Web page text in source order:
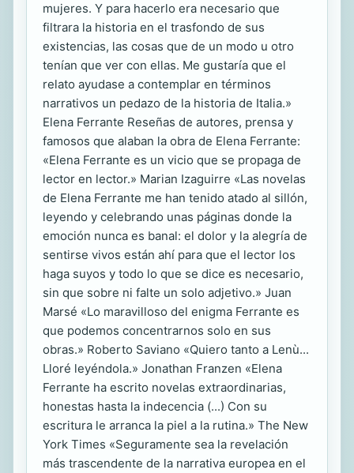
mujeres. Y para hacerlo era necesario que
filtrara la historia en el trasfondo de sus
existencias, las cosas que de un modo u otro
tenían que ver con ellas. Me gustaría que el
relato ayudase a contemplar en términos
narrativos un pedazo de la historia de Italia.»
Elena Ferrante Reseñas de autores, prensa y
famosos que alaban la obra de Elena Ferrante:
«Elena Ferrante es un vicio que se propaga de
lector en lector.» Marian Izaguirre «Las novelas
de Elena Ferrante me han tenido atado al sillón,
leyendo y celebrando unas páginas donde la
emoción nunca es banal: el dolor y la alegría de
sentirse vivos están ahí para que el lector los
haga suyos y todo lo que se dice es necesario,
sin que sobre ni falte un solo adjetivo.» Juan
Marsé «Lo maravilloso del enigma Ferrante es
que podemos concentrarnos solo en sus
obras.» Roberto Saviano «Quiero tanto a Lenù...
Lloré leyéndola.» Jonathan Franzen «Elena
Ferrante ha escrito novelas extraordinarias,
honestas hasta la indecencia (...) Con su
escritura le arranca la piel a la rutina.» The New
York Times «Seguramente sea la revelación
más trascendente de la narrativa europea en el